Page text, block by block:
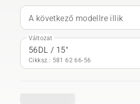
A következő modellre illik
Változat
56DL / 15"
Cikksz.: 581 62 66‑56